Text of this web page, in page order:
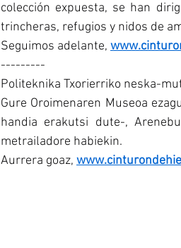
colección expuesta, se han
trincheras, refugios y nidos de
Seguimos adelante,
---------
Politeknika Txorierriko neska-
Gure Oroimenaren Museoa
handia erakutsi dute-,
metrailadore habiekin.
Aurrera goaz,